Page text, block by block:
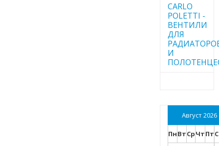
CARLO
POLETTI -
ВЕНТИЛИ
ДЛЯ
И
Август 2026
ПнВтСрЧтПт